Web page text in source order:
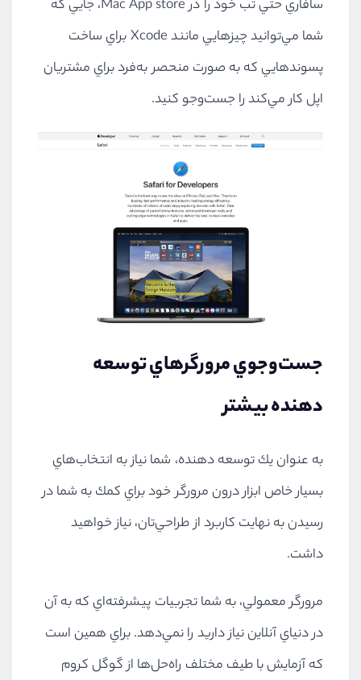
سافاري حتي تب خود را در Mac App store، جايي که
شما مي‌توانيد چيزهايي مانند Xcode براي ساخت
پسوندهايي كه به صورت منحصر به‌فرد براي مشتريان
اپل كار مي‌كند را جست‌وجو كنيد.
جست‌وجوي مرورگرهاي توسعه
دهنده بيشتر
به عنوان يك توسعه دهنده، شما نياز به انتخاب‌هاي
بسيار خاص ابزار درون مرورگر خود براي كمك به شما در
رسيدن به نهايت كاربرد از طراحي‌تان، نياز خواهيد
داشت.
مرورگر معمولي، به شما تجربيات پيشرفته‌اي كه به آن
در دنياي آنلاين نياز داريد را نمي‌دهد. براي همين است
كه آزمايش با طيف مختلف راه‌حل‌ها از گوگل كروم